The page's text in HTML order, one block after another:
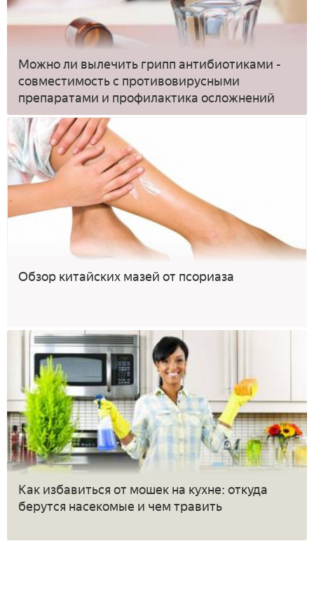
Можно ли вылечить грипп антибиотиками -
совместимость с противовирусными
препаратами и профилактика осложнений
Обзор китайских мазей от псориаза
Как избавиться от мошек на кухне: откуда
берутся насекомые и чем травить